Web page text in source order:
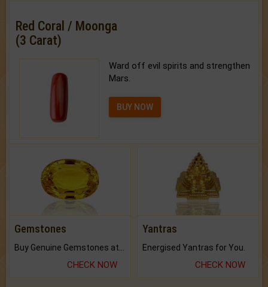
Red Coral / Moonga
(3 Carat)
Ward off evil spirits and strengthen
Mars.
BUY NOW
Gemstones
CHECK NOW
Yantras
Energised Yantras for You.
CHECK NOW